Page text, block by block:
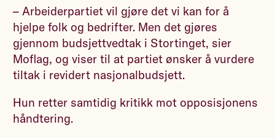
– Arbeiderpartiet vil gjøre det vi kan for å
hjelpe folk og bedrifter. Men det gjøres
gjennom budsjettvedtak i Stortinget, sier
Moflag, og viser til at partiet ønsker å vurdere
tiltak i revidert nasjonalbudsjett.
Hun retter samtidig kritikk mot opposisjonens
håndtering.